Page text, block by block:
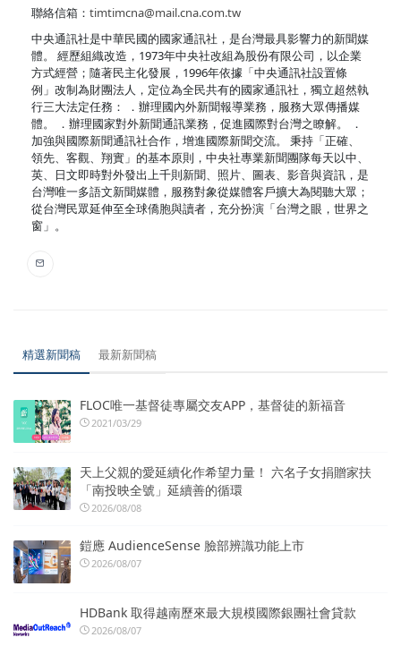
聯絡信箱： timtimcna@mail.cna.com.tw
中央通訊社是中華民國的國家通訊社，是台灣最具影響力的新聞媒
體。 經歷組織改造，1973年中央社改組為股份有限公司，以企業
方式經營；隨著民主化發展，1996年依據「中央通訊社設置條
例」改制為財團法人，定位為全民共有的國家通訊社，獨立超然執
行三大法定任務： ．辦理國內外新聞報導業務，服務大眾傳播媒
體。 ．辦理國家對外新聞通訊業務，促進國際對台灣之瞭解。 ．
加強與國際新聞通訊社合作，增進國際新聞交流。 秉持「正確、
領先、客觀、翔實」的基本原則，中央社專業新聞團隊每天以中、
英、日文即時對外發出上千則新聞、照片、圖表、影音與資訊，是
台灣唯一多語文新聞媒體，服務對象從媒體客戶擴大為閱聽大眾；
從台灣民眾延伸至全球僑胞與讀者，充分扮演「台灣之眼，世界之
窗」。
精選新聞稿 最新新聞稿
FLOC唯一基督徒專屬交友APP，基督徒的新福音
2021/03/29
天上父親的愛延續化作希望力量！ 六名子女捐贈家扶
「南投映全號」延續善的循環
2026/08/08
鎧應 AudienceSense 臉部辨識功能上市
2026/08/07
HDBank 取得越南歷來最大規模國際銀團社會貸款
2026/08/07